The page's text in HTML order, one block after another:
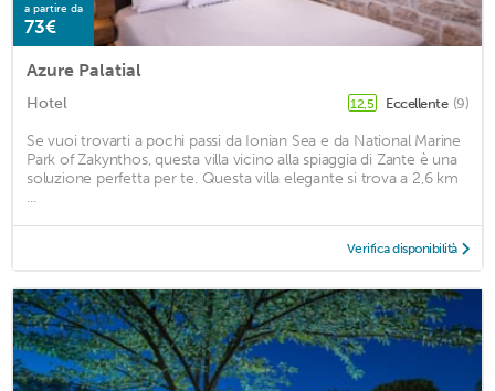
a partire da
73€
Azure Palatial
Hotel 12,5 Eccellente (9)
Se vuoi trovarti a pochi passi da Ionian Sea e da National Marine
Park of Zakynthos, questa villa vicino alla spiaggia di Zante è una
soluzione perfetta per te. Questa villa elegante si trova a 2,6 km
...
Verifica disponibilità